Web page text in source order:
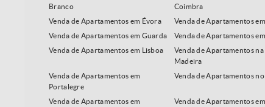
Branco
Coimbra
Venda de Apartamentos em Évora
Venda de Apartamentos
Venda de Apartamentos em Guarda
Venda de Apartamentos
Venda de Apartamentos em Lisboa
Venda de Apartamentos na
Madeira
Venda de Apartamentos em
Portalegre
Venda de Apartamentos
Venda de Apartamentos em
Venda de Apartamentos